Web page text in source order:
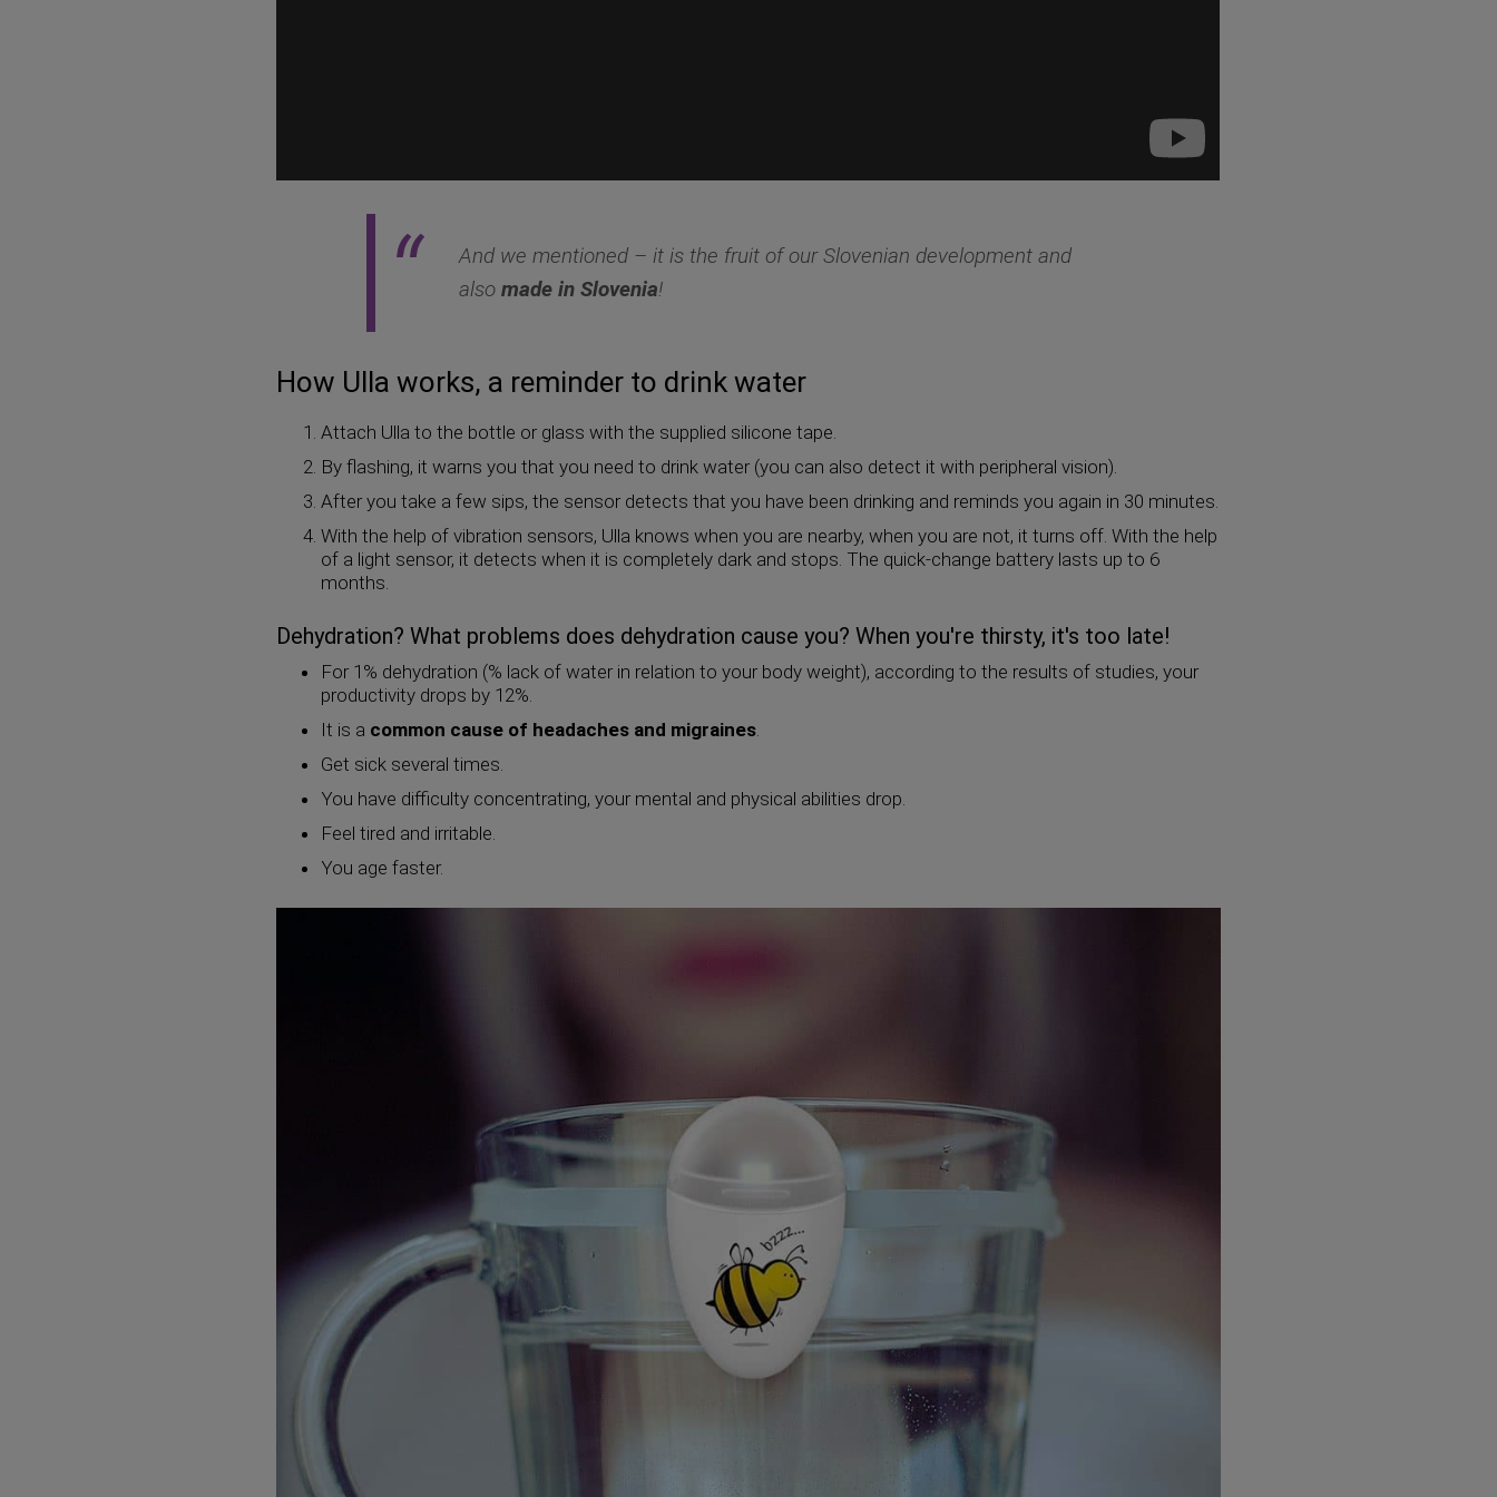
And we mentioned – it is the fruit of our Slovenian development and
alsomade in Slovenia!
How Ulla works, a reminder to drink water
Attach Ulla to the bottle or glass with the supplied silicone tape.
By flashing, it warns you that you need to drink water (you can also detect it with peripheral vision).
After you take a few sips, the sensor detects that you have been drinking and reminds you again in 30 minutes.
With the help of vibration sensors, Ulla knows when you are nearby, when you are not, it turns off. With the help
of a light sensor, it detects when it is completely dark and stops. The quick-change battery lasts up to 6
months.
Dehydration? What problems does dehydration cause you? When you're thirsty, it's too late!
For 1% dehydration (% lack of water in relation to your body weight), according to the results of studies, your
productivity drops by 12%.
It is a common cause of headaches and migraines
Get sick several times.
You have difficulty concentrating, your mental and physical abilities drop.
Feel tired and irritable.
You age faster.